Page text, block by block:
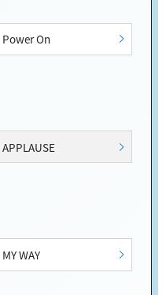
Power On
APPLAUSE
MY WAY